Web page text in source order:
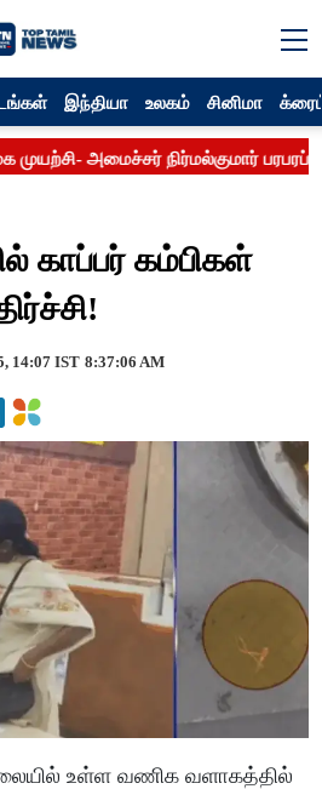
இந்தியா உலகம் சினிமா
காப்பர் கம்பிகள்
14:07 IST 8:37:06 AM
உள்ள வணிக வளாகத்தில்